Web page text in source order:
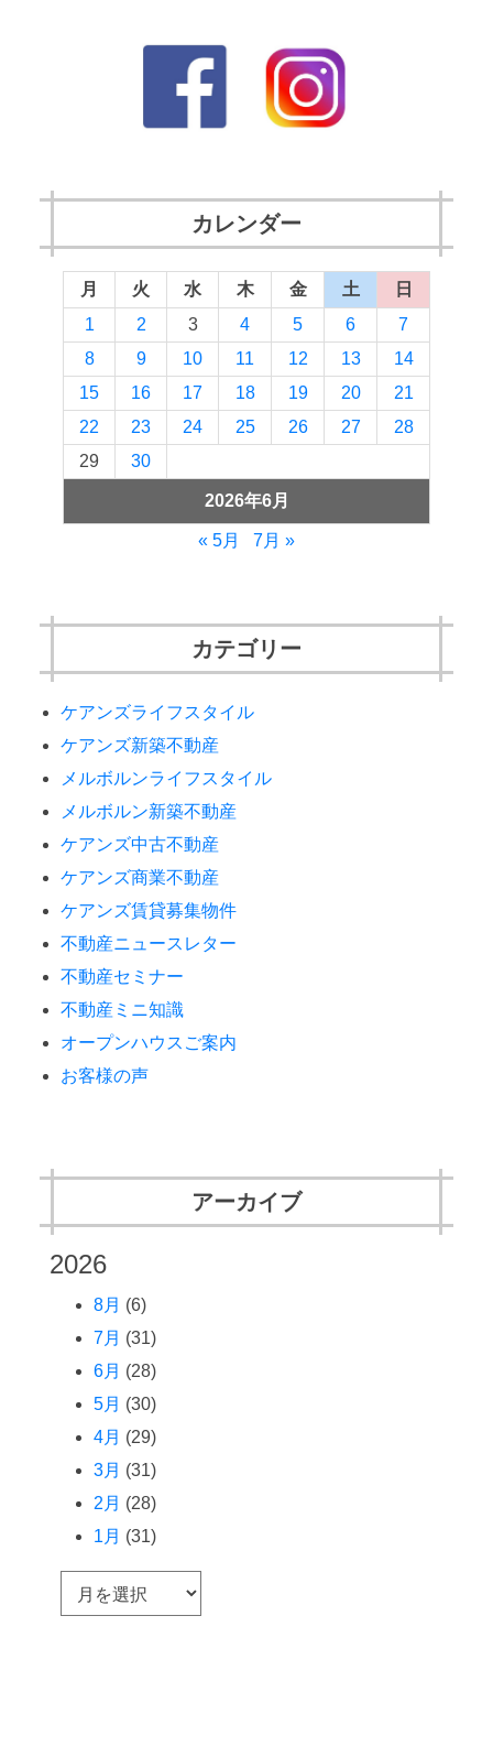
カレンダー
2026年6月
月 火 水 木 金 土
日
1
2 3 4 5 6
7
8
9 10 11 12 13
14
15
16 17 18 19 20
21
22
23 24 25 26 27
28
29
30
« 5月 7月 »
カテゴリー
ケアンズライフスタイル
ケアンズ新築不動産
メルボルンライフスタイル
メルボルン新築不動産
ケアンズ中古不動産
ケアンズ商業不動産
ケアンズ賃貸募集物件
不動産ニュースレター
不動産セミナー
不動産ミニ知識
オープンハウスご案内
お客様の声
アーカイブ
2026
8月 (6)
7月 (31)
6月 (28)
5月 (30)
4月 (29)
3月 (31)
2月 (28)
1月 (31)
ー